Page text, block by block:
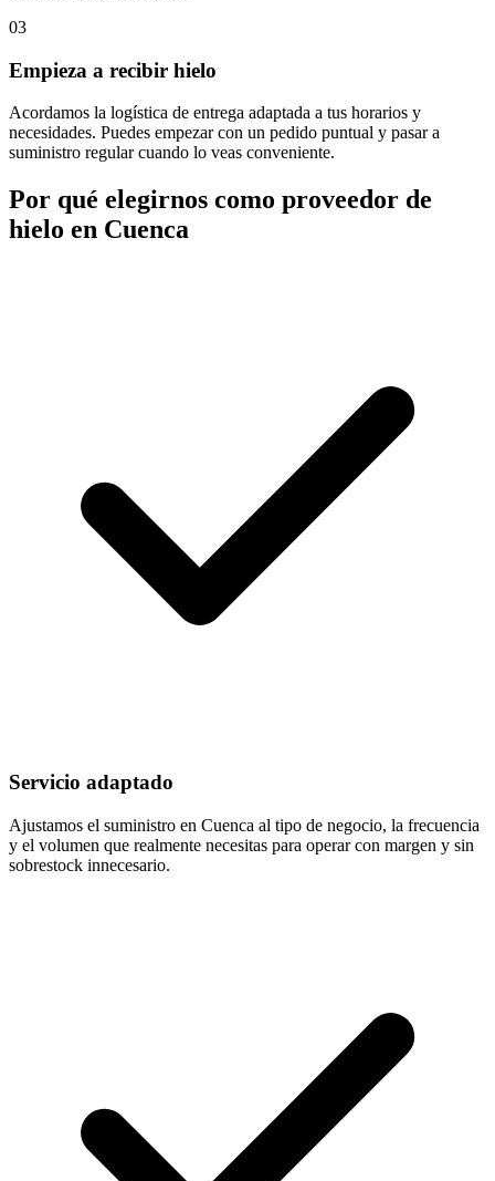
03
Empieza a recibir hielo
Acordamos la logística de entrega adaptada a tus horarios y
necesidades. Puedes empezar con un pedido puntual y pasar a
suministro regular cuando lo veas conveniente.
Por qué elegirnos como proveedor de
hielo en Cuenca
Servicio adaptado
Ajustamos el suministro en Cuenca al tipo de negocio, la frecuencia
y el volumen que realmente necesitas para operar con margen y sin
sobrestock innecesario.